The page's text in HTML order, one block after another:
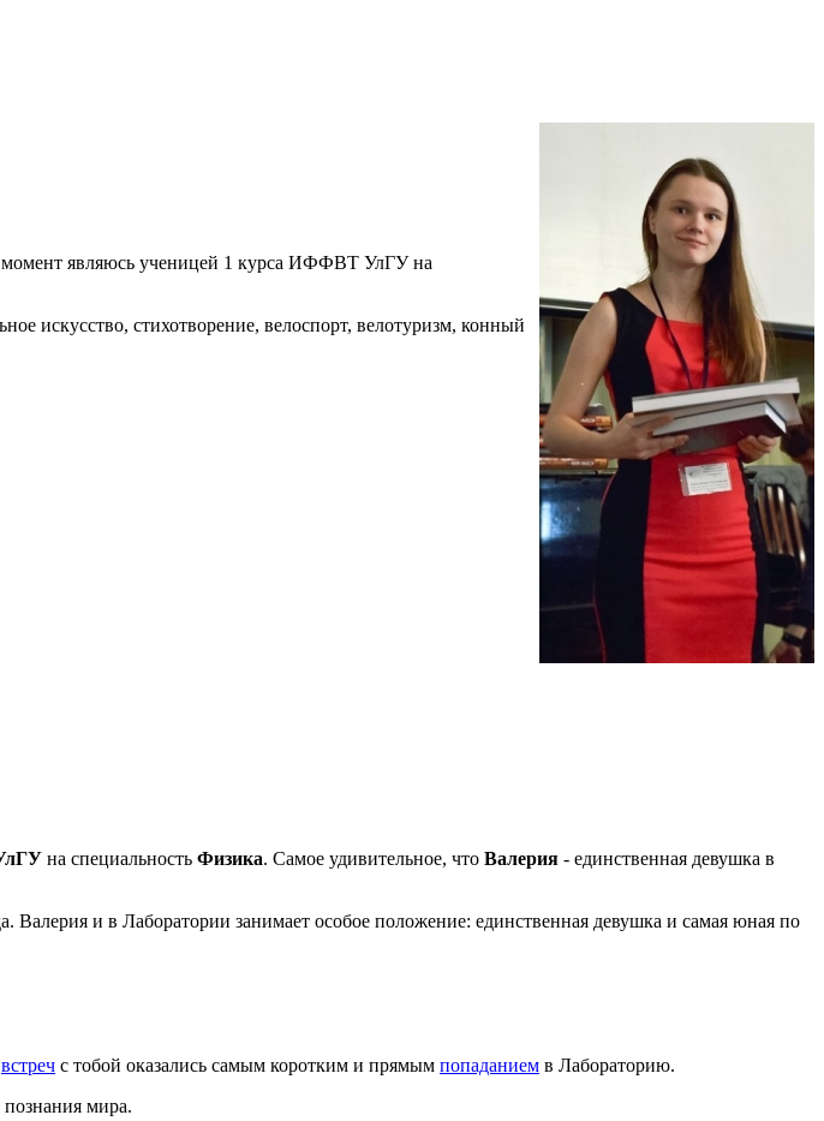
являюсь ученицей 1 курса ИФФВТ УлГУ на
искусство, стихотворение, велоспорт, велотуризм, конный
на специальность Физика. Самое удивительное, что Валерия - единственная девушка в
Валерия и в Лаборатории занимает особое положение: единственная девушка и самая юная по
встреч с тобой оказались самым коротким и прямым попаданием в Лабораторию.
мира.